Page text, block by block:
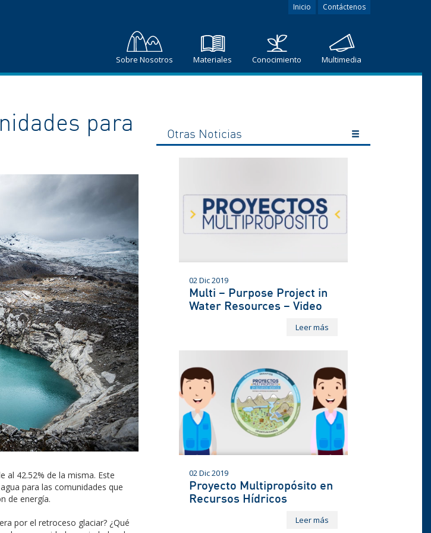
Inicio Contáctenos
Sobre Nosotros Materiales Conocimiento Multimedia
para
al 42.52% de la misma. Este
para las comunidades que
de energía.
por el retroceso glaciar? ¿Qué
Otras Noticias
02 Dic 2019
Multi – Purpose Project in
Water Resources – Video
Leer más
02 Dic 2019
Proyecto Multipropósito en
Recursos Hídricos
Leer más